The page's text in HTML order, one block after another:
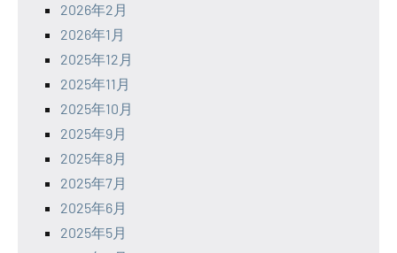
2026年2月
2026年1月
2025年12月
2025年11月
2025年10月
2025年9月
2025年8月
2025年7月
2025年6月
2025年5月